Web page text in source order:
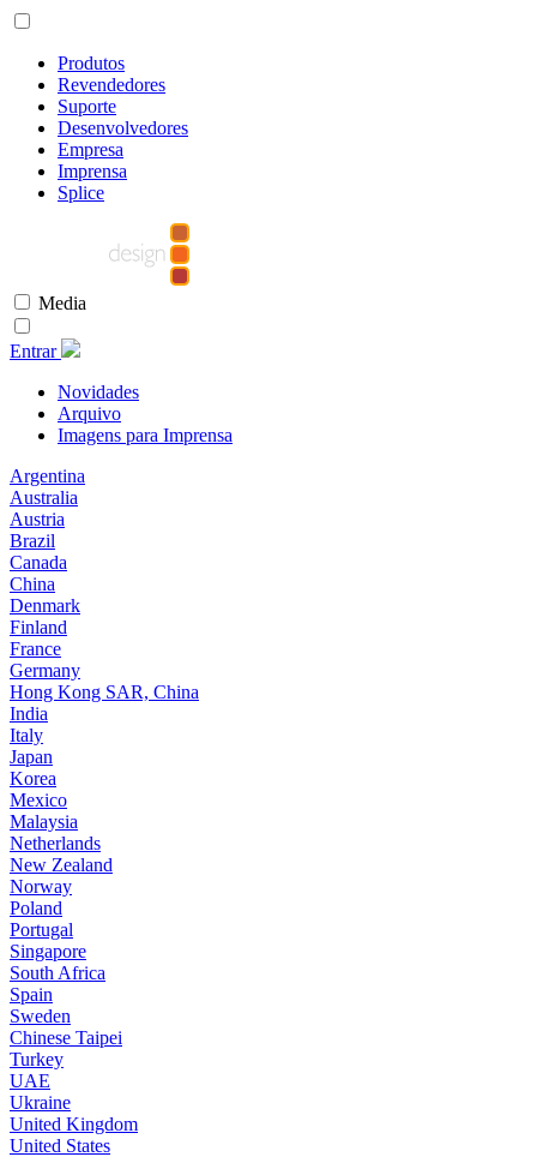
Produtos
Revendedores
Suporte
Desenvolvedores
Empresa
Imprensa
Splice
Media
Entrar
Novidades
Arquivo
Imagens para Imprensa
Argentina
Australia
Austria
Brazil
Canada
China
Denmark
Finland
France
Germany
Hong Kong SAR, China
India
Italy
Japan
Korea
Mexico
Malaysia
Netherlands
New Zealand
Norway
Poland
Portugal
Singapore
South Africa
Spain
Sweden
Chinese Taipei
Turkey
UAE
Ukraine
United Kingdom
United States